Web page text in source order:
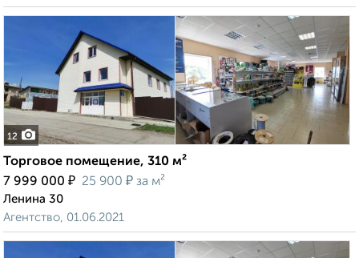
12
Торговое помещение, 310 м²
7 999 000 ₽ 25 900 ₽ за м²
Ленина 30
Агентство, 01.06.2021